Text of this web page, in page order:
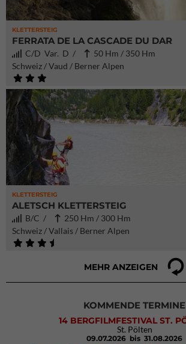
KLETTERSTEIG
FERRATA DE LA CASCADE DU DAR
C/D Var. D /
50 Hm / 350 Hm
Schweiz / Vaud / Berner Alpen
KLETTERSTEIG
ALETSCH KLETTERSTEIG
B/C /
250 Hm / 300 Hm
Schweiz / Vallais / Berner Alpen
MEHR ANZEIGEN
KOMMENDE TERMINE
14 BERGFILMFESTIVAL ST.
St. Pölten
09.07.2026 bis 31.08.2026